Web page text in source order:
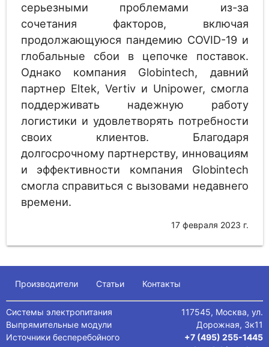
серьезными проблемами из-за
сочетания факторов, включая
продолжающуюся пандемию COVID-19 и
глобальные сбои в цепочке поставок.
Однако компания Globintech, давний
партнер Eltek, Vertiv и Unipower, смогла
поддерживать надежную работу
логистики и удовлетворять потребности
своих клиентов. Благодаря
долгосрочному партнерству, инновациям
и эффективности компания Globintech
смогла справиться с вызовами недавнего
времени.
17 февраля 2023 г.
Производители Статьи Контакты
Системы электропитания
Выпрямительные модули
Источники бесперебойного
117545, Москва, ул.
Дорожная, 3к11
+7 (495) 255-1445